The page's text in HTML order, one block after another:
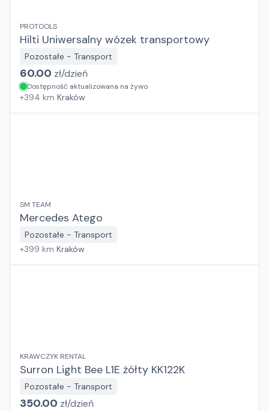
PROTOOLS
Hilti Uniwersalny wózek transportowy
Pozostałe - Transport
60.00 zł/dzień
Dostępność aktualizowana na żywo
+394 km Kraków
SM TEAM
Mercedes Atego
Pozostałe - Transport
+399 km Kraków
KRAWCZYK RENTAL
Surron Light Bee L1E żółty KK122K
Pozostałe - Transport
350.00 zł/dzień